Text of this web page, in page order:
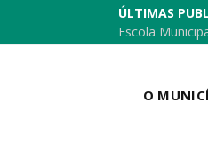
ÚLTIMAS
O